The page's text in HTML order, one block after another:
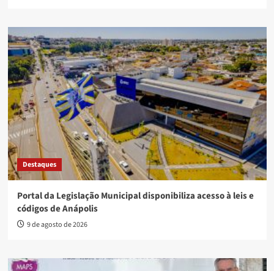
Destaques
Portal da Legislação Municipal disponibiliza acesso à leis e
códigos de Anápolis
9 de agosto de 2026